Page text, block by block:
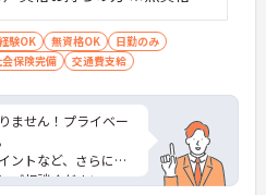
相談
験OK 無資格OK
日勤のみ
保険完備 交通費支給
ません！プライベー
ントなど、さらに詳
ご相談ください。